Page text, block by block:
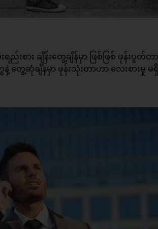
စား ချိန်းတွေ့ချိန်မှာ ဖြစ်ဖြစ် ဖုန်းပွတ်တာ
ေ့ဆုံချိန်မှာ ဖုန်းသုံးတာဟာ လေးစားမှု မ